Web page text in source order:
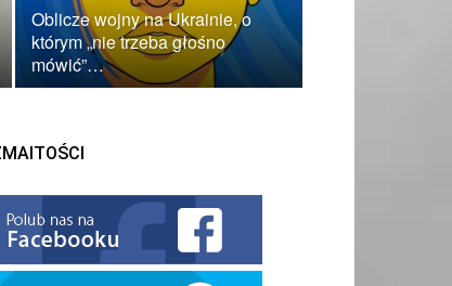
Oblicze wojny na Ukrainie, o
którym „nie trzeba głośno
mówić”…